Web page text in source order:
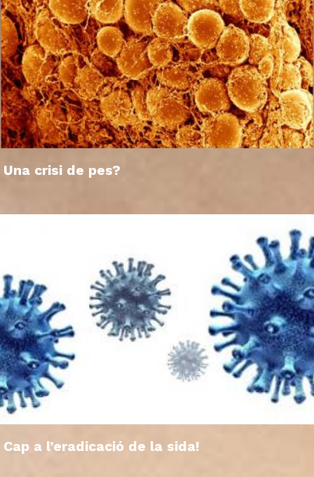
Una crisi de pes?
Cap a l’eradicació de la sida!